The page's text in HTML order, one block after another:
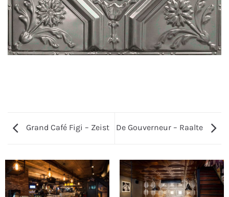
Grand Café Figi – Zeist De Gouverneur – Raalte